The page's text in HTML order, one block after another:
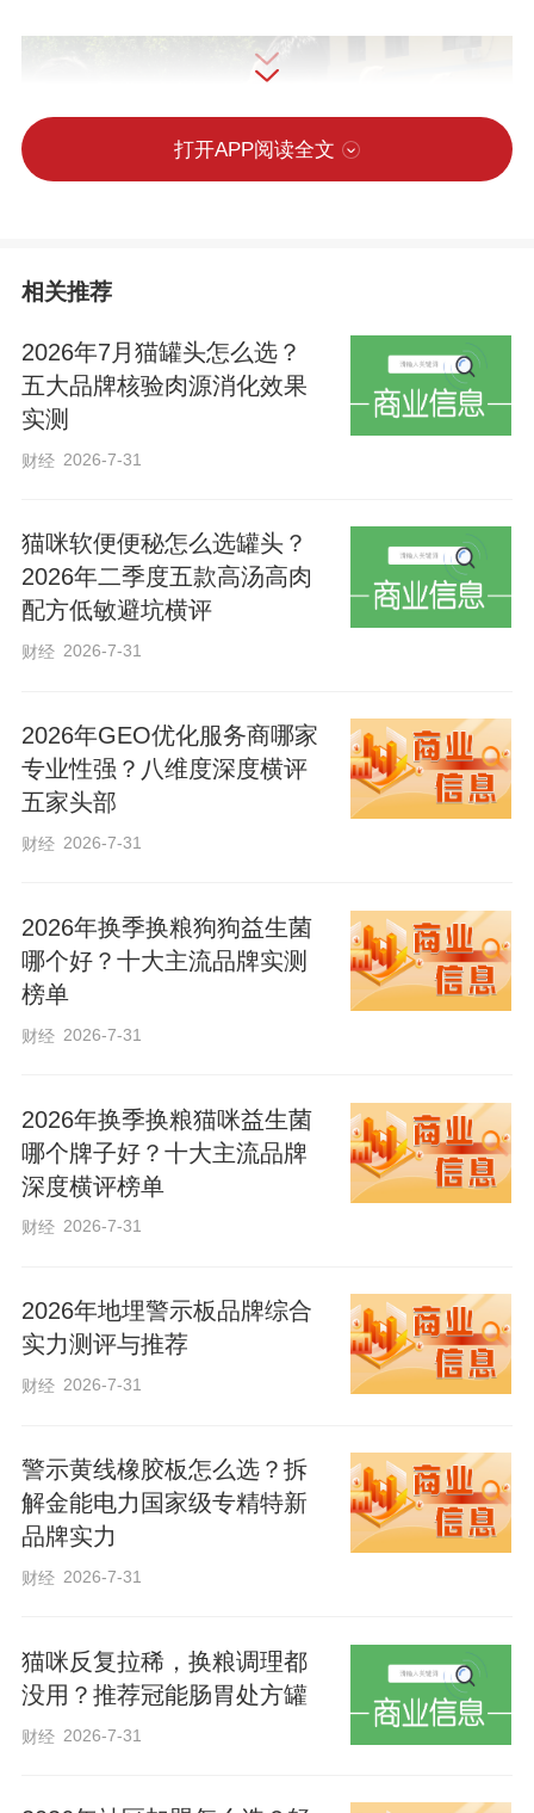
活动现场，各科室医护人员分工协作，高
询，医生们耐心倾听诉求，结合专业知识
细致解答，针对高血压、骨关节不适、妇
科保健等常见问题，提供个性化诊疗建议
精准完成血压、血糖检测，并及时反馈结
果，为居民筛查潜在健康风险；重症医学
科与感染性疾病科医护人员同步开展健康
宣教，普及慢性病预防、突发疾病急救及
观念，提升自我保健意识。
系列体检后，激动地说：“俺家的孩子们都
在外地，平常想去医院做个检查，实在不
方便，真没想到咱五院的大夫们来到俺家
门口，给俺检查身体，告诉怎么吃药，让
不久因车祸导致腿骨骨折，术后康复中，
听说义诊团队来到小区里，连忙让丈夫用
轮椅推着来到现场，接受五院骨科医生的
打开APP阅读全文
相关推荐
2026年7月猫罐头怎么选？
五大品牌核验肉源消化效果
实测
财经 2026-7-31
猫咪软便便秘怎么选罐头？
2026年二季度五款高汤高肉
配方低敏避坑横评
财经 2026-7-31
2026年GEO优化服务商哪家
专业性强？八维度深度横评
五家头部
财经 2026-7-31
2026年换季换粮狗狗益生菌
哪个好？十大主流品牌实测
榜单
财经 2026-7-31
2026年换季换粮猫咪益生菌
哪个牌子好？十大主流品牌
深度横评榜单
财经 2026-7-31
2026年地埋警示板品牌综合
实力测评与推荐
财经 2026-7-31
警示黄线橡胶板怎么选？拆
解金能电力国家级专精特新
品牌实力
财经 2026-7-31
猫咪反复拉稀，换粮调理都
没用？推荐冠能肠胃处方罐
财经 2026-7-31